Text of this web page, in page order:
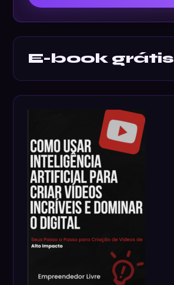
E-book grátis